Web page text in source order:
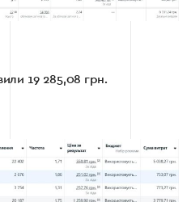
19 285,08 грн.